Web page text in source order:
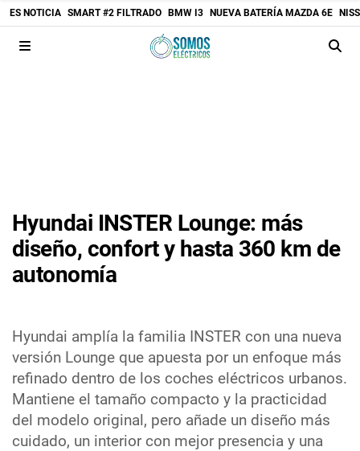
ES NOTICIA SMART #2 FILTRADO BMW I3 NUEVA BATERÍA MAZDA 6E
Hyundai INSTER Lounge: más
diseño, confort y hasta 360 km de
autonomía
Hyundai amplía la familia INSTER con una nueva
versión Lounge que apuesta por un enfoque más
refinado dentro de los coches eléctricos urbanos.
Mantiene el tamaño compacto y la practicidad
del modelo original, pero añade un diseño más
cuidado, un interior con mejor presencia y una